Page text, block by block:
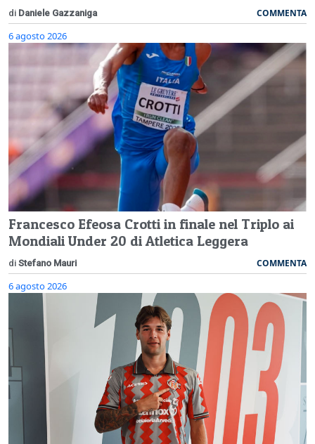
di Daniele Gazzaniga COMMENTA
6 agosto 2026
Francesco Efeosa Crotti in finale nel Triplo ai
Mondiali Under 20 di Atletica Leggera
di Stefano Mauri COMMENTA
6 agosto 2026